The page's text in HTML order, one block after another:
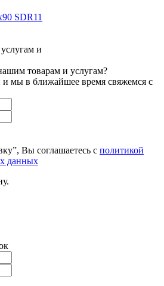
SDR11
и
товарам и услугам?
и мы в ближайшее время свяжемся с
Вы соглашаетесь с политикой
данных